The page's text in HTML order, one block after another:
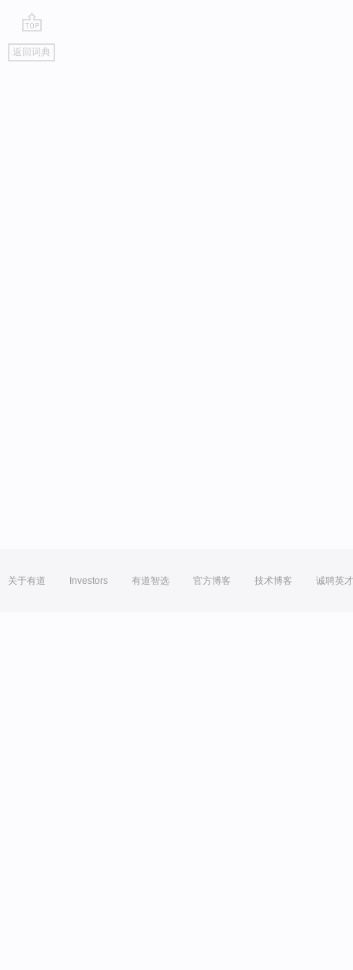
go
top
返回词典
关于有道 Investors 有道智选 官方博客 技术博客 诚聘英才